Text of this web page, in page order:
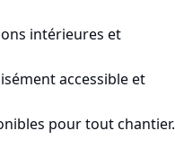
intérieures et
accessible et
pour tout chantier.